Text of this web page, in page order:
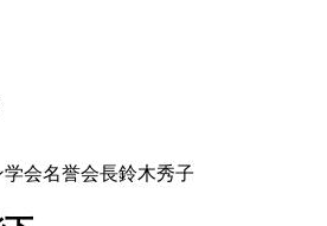
学会名誉会長鈴木秀子